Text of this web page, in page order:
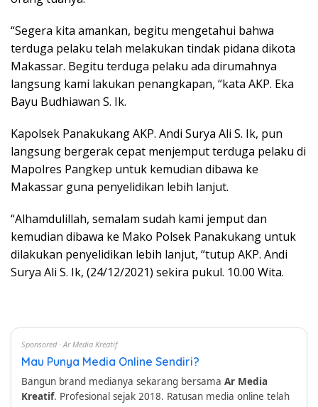
“Segera kita amankan, begitu mengetahui bahwa
terduga pelaku telah melakukan tindak pidana dikota
Makassar. Begitu terduga pelaku ada dirumahnya
langsung kami lakukan penangkapan, “kata AKP. Eka
Bayu Budhiawan S. Ik.
Kapolsek Panakukang AKP. Andi Surya Ali S. Ik, pun
langsung bergerak cepat menjemput terduga pelaku di
Mapolres Pangkep untuk kemudian dibawa ke
Makassar guna penyelidikan lebih lanjut.
“Alhamdulillah, semalam sudah kami jemput dan
kemudian dibawa ke Mako Polsek Panakukang untuk
dilakukan penyelidikan lebih lanjut, “tutup AKP. Andi
Surya Ali S. Ik, (24/12/2021) sekira pukul. 10.00 Wita.
Sponsored · Ar Media Kreatif
Mau Punya Media Online Sendiri?
Bangun brand medianya sekarang bersama Ar Media
Kreatif. Profesional sejak 2018. Ratusan media online telah